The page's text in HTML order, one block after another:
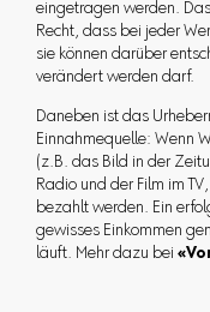
eingetragen werden.
Recht, dass bei jeder
sie können darüber
verändert werden darf.
Daneben ist das
Einnahmequelle: Wenn
(z.B. das Bild in der
Radio und der Film im
bezahlt werden. Ein
gewisses Einkommen
läuft. Mehr dazu bei